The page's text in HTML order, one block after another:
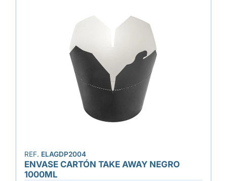
REF. ELAGDP2004
ENVASE CARTÓN TAKE AWAY NEGRO
1000ML